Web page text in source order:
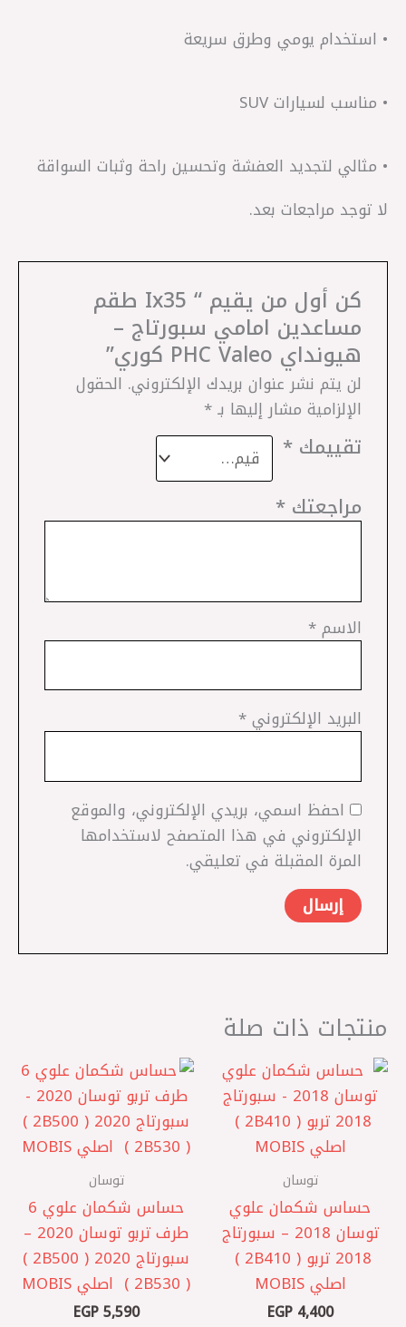
• استخدام يومي وطرق سريعة
• مناسب لسيارات SUV
• مثالي لتجديد العفشة وتحسين راحة وثبات السواقة
لا توجد مراجعات بعد.
كن أول من يقيم “Ix35 ‎ طقم
مساعدين امامي سبورتاج –
هيونداي PHC Valeo كوري”
لن يتم نشر عنوان بريدك الإلكتروني. الحقول
الإلزامية مشار إليها بـ*
تقييمك*
مراجعتك*
الاسم*
البريد الإلكتروني*
احفظ اسمي، بريدي الإلكتروني، والموقع
الإلكتروني في هذا المتصفح لاستخدامها
المرة المقبلة في تعليقي.
منتجات ذات صلة
توسان
حساس شكمان علوي
توسان 2018 – سبورتاج
2018 تربو ( 2B410 ) ‏
اصلي MOBIS
EGP4,400
توسان
حساس شكمان علوي 6
طرف تربو توسان 2020 –
سبورتاج 2020 ( 2B500 )
( 2B530 ) ‏ اصلي MOBIS
EGP5,590